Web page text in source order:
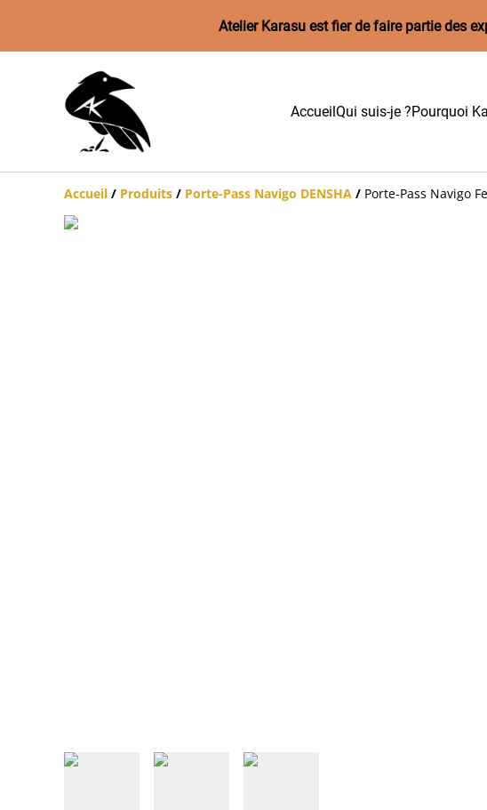
Atelier Karasu est fier de faire partie des
AccueilQui suis-je ?Pourquoi
Accueil / Produits / Porte-Pass Navigo DENSHA / Porte-Pass Navigo